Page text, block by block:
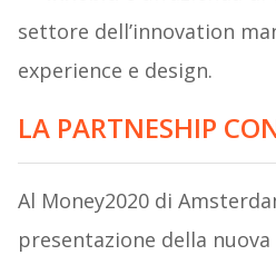
settore dell’innovation
experience e design.
LA PARTNESHIP
Al Money2020 di
presentazione della nuova